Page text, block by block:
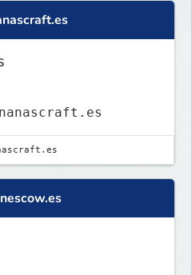
bananascraft.es